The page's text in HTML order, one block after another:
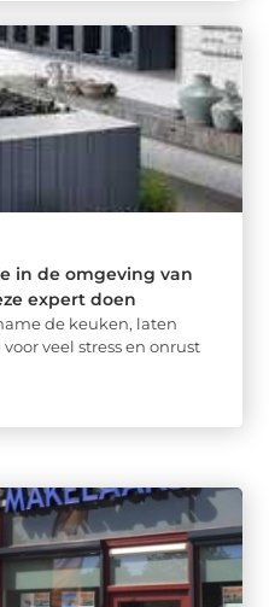
in de omgeving van
expert doen
de keuken, laten
veel stress en onrust